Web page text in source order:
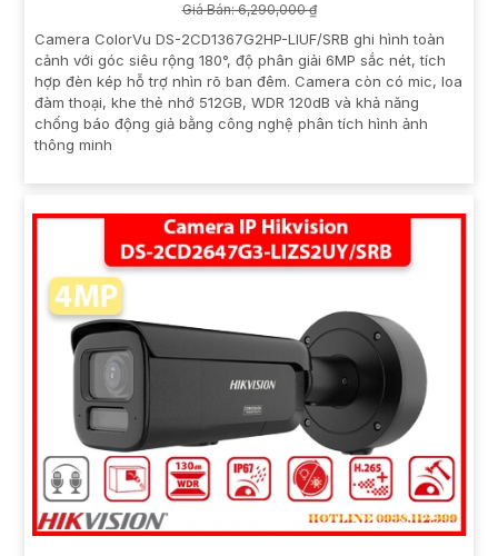
Giá Bán: 6,290,000 ₫
Camera ColorVu DS-2CD1367G2HP-LIUF/SRB ghi hình toàn
cảnh với góc siêu rộng 180°, độ phân giải 6MP sắc nét, tích
hợp đèn kép hỗ trợ nhìn rõ ban đêm. Camera còn có mic, loa
đàm thoại, khe thẻ nhớ 512GB, WDR 120dB và khả năng
chống báo động giả bằng công nghệ phân tích hình ảnh
thông minh